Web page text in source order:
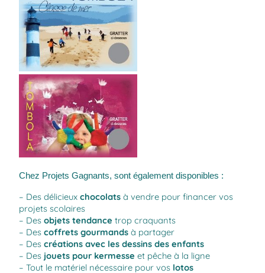
Chez Projets Gagnants, sont également disponibles :
– Des délicieux chocolats à vendre pour financer vos
projets scolaires
– Des objets tendance trop craquants
– Des coffrets gourmands à partager
– Des créations avec les dessins des enfants
– Des jouets pour kermesse et pêche à la ligne
– Tout le matériel nécessaire pour vos lotos